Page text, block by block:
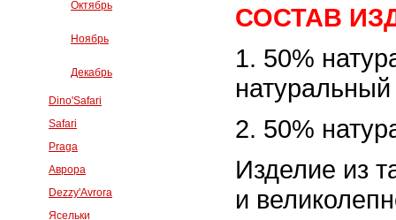
Октябрь
Ноябрь
Декабрь
Dino'Safari
Safari
Praga
Аврора
Dezzy'Avrora
Ясельки
СОСТАВ
1. 50%
2. 50%
Изделие из
и